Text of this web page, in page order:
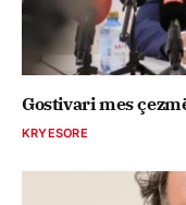
Gostivari mes
KRYESORE